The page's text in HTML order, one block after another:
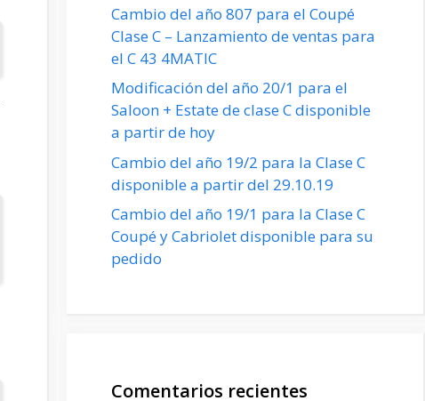
Cambio del año 807 para el Coupé
Clase C – Lanzamiento de ventas para
el C 43 4MATIC
Modificación del año 20/1 para el
Saloon + Estate de clase C disponible
a partir de hoy
Cambio del año 19/2 para la Clase C
disponible a partir del 29.10.19
Cambio del año 19/1 para la Clase C
Coupé y Cabriolet disponible para su
pedido
Comentarios recientes